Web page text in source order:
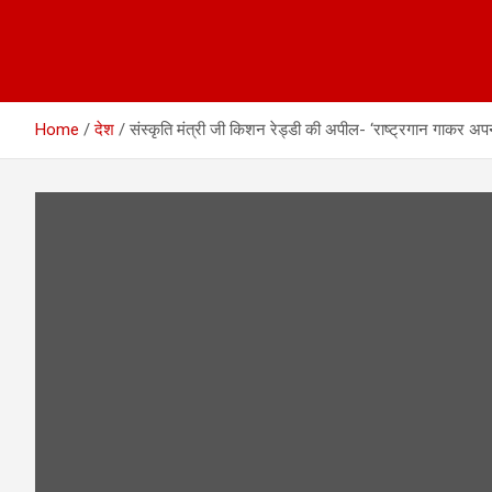
Home देश संस्कृति मंत्री जी किशन रेड्डी की अपील- ‘राष्ट्रगान गाकर